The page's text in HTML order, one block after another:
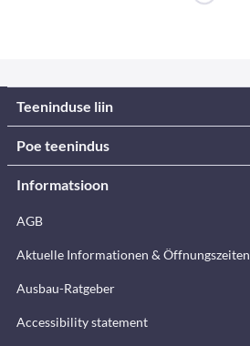
Teeninduse liin
Poe teenindus
Informatsioon
AGB
Aktuelle Informationen & Öffnungszeiten
Ausbau-Ratgeber
Accessibility statement